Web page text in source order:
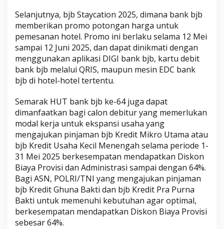
Selanjutnya, bjb Staycation 2025, dimana bank bjb
memberikan promo potongan harga untuk
pemesanan hotel. Promo ini berlaku selama 12 Mei
sampai 12 Juni 2025, dan dapat dinikmati dengan
menggunakan aplikasi DIGI bank bjb, kartu debit
bank bjb melalui QRIS, maupun mesin EDC bank
bjb di hotel-hotel tertentu.
Semarak HUT bank bjb ke-64 juga dapat
dimanfaatkan bagi calon debitur yang memerlukan
modal kerja untuk ekspansi usaha yang
mengajukan pinjaman bjb Kredit Mikro Utama atau
bjb Kredit Usaha Kecil Menengah selama periode 1-
31 Mei 2025 berkesempatan mendapatkan Diskon
Biaya Provisi dan Administrasi sampai dengan 64%.
Bagi ASN, POLRI/TNI yang mengajukan pinjaman
bjb Kredit Ghuna Bakti dan bjb Kredit Pra Purna
Bakti untuk memenuhi kebutuhan agar optimal,
berkesempatan mendapatkan Diskon Biaya Provisi
sebesar 64%.